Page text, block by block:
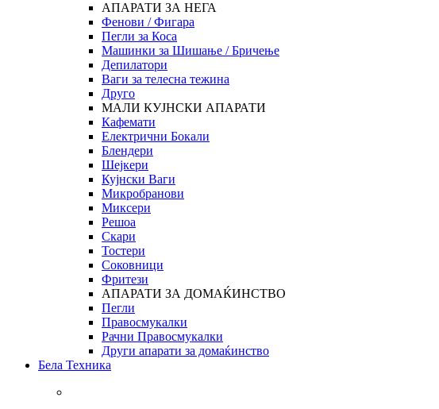
АПАРАТИ ЗА НЕГА
Фенови / Фигара
Пегли за Коса
Машинки за Шишање / Бричење
Депилатори
Ваги за телесна тежина
Друго
МАЛИ КУЈНСКИ АПАРАТИ
Кафемати
Електрични Бокали
Блендери
Шејкери
Кујнски Ваги
Микробранови
Миксери
Решоа
Скари
Тостери
Соковници
Фритези
АПАРАТИ ЗА ДОМАЌИНСТВО
Пегли
Правосмукалки
Рачни Правосмукалки
Други апарати за домаќинство
Бела Техника